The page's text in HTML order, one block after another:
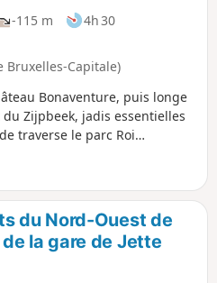
-115 m
4h 30
Bruxelles-Capitale)
Bonaventure, puis longe
Zijpbeek, jadis essentielles
traverse le parc Roi
et typiques des paysages
contribue encore à cet
et le bois de Dielegem
de l’abbaye médiévale. Plus
emblématique de l’Expo
royal de Laeken. C'est
du Nord-Ouest de
la gare de Jette